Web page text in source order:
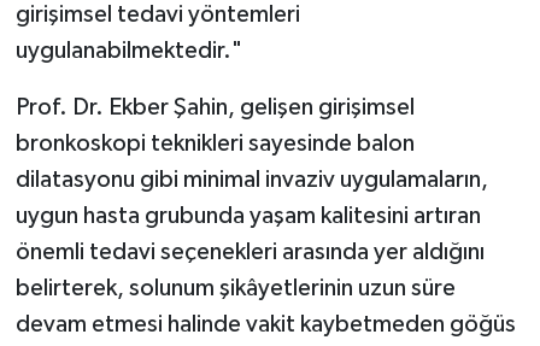
girişimsel tedavi yöntemleri
uygulanabilmektedir."
Prof. Dr. Ekber Şahin, gelişen girişimsel
bronkoskopi teknikleri sayesinde balon
dilatasyonu gibi minimal invaziv uygulamaların,
uygun hasta grubunda yaşam kalitesini artıran
önemli tedavi seçenekleri arasında yer aldığını
belirterek, solunum şikâyetlerinin uzun süre
devam etmesi halinde vakit kaybetmeden göğüs